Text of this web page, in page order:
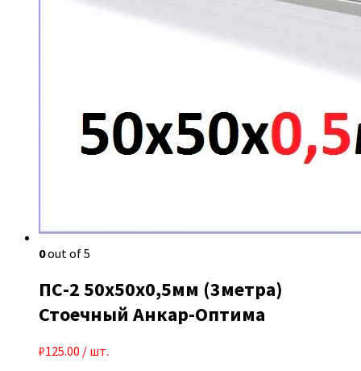
0out of 5
ПС-2 50x50x0,5мм (3метра)
Стоечный Анкар-Оптима
₽125.00 / шт.